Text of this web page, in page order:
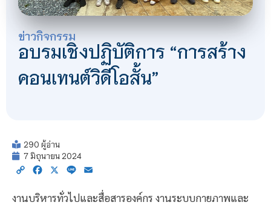
ข่าวกิจกรรม
อบรมเชิงปฏิบัติการ “การสร้าง
คอนเทนต์วิดีโอสั้น”
290 ผู้อ่าน
7 มิถุนายน 2024
Copy Facebook
X Line
งานบริหารทั่วไปและสื่อสารองค์กร งานระบบกายภาพและ